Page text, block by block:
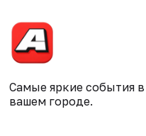
Самые яркие события в
вашем городе.